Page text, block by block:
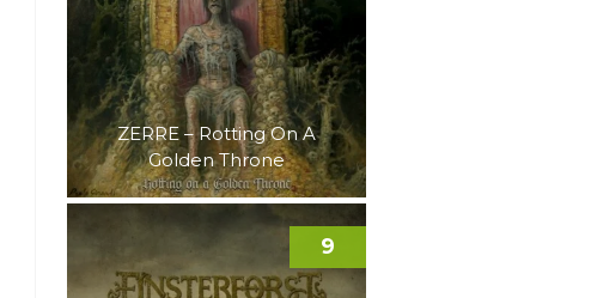
ZERRE – Rotting On A
Golden Throne
9